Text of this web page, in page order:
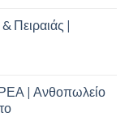
Πειραιάς |
| Ανθοπωλείο